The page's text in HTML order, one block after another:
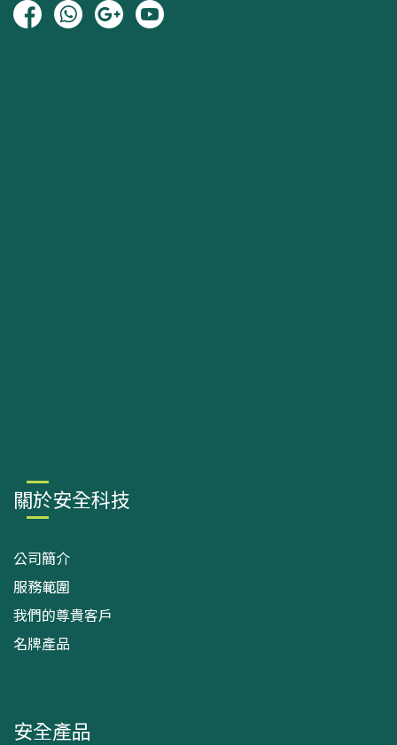
關於安全科技
公司簡介
服務範圍
我們的尊貴客戶
名牌產品
安全產品